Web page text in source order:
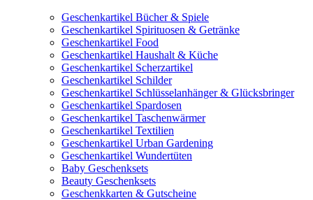
Geschenkartikel Bücher & Spiele
Geschenkartikel Spirituosen & Getränke
Geschenkartikel Food
Geschenkartikel Haushalt & Küche
Geschenkartikel Scherzartikel
Geschenkartikel Schilder
Geschenkartikel Schlüsselanhänger & Glücksbringer
Geschenkartikel Spardosen
Geschenkartikel Taschenwärmer
Geschenkartikel Textilien
Geschenkartikel Urban Gardening
Geschenkartikel Wundertüten
Baby Geschenksets
Beauty Geschenksets
Geschenkkarten & Gutscheine